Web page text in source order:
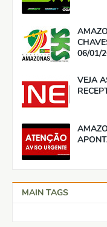
06/01/
VEJA
MAIN TAGS